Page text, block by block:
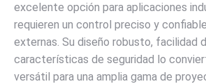
excelente opción para aplicaciones
requieren un control preciso y
externas. Su diseño robusto, facilidad
características de seguridad lo
versátil para una amplia gama de